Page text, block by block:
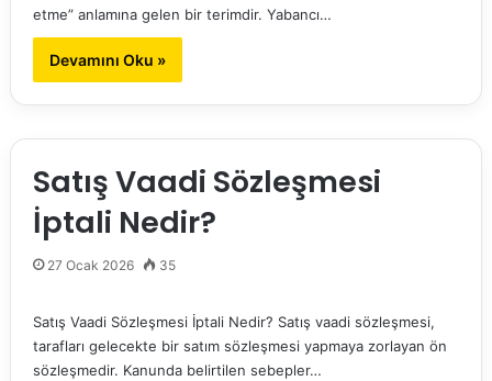
etme” anlamına gelen bir terimdir. Yabancı…
Devamını Oku »
Satış Vaadi Sözleşmesi
İptali Nedir?
27 Ocak 2026 35
Satış Vaadi Sözleşmesi İptali Nedir? Satış vaadi sözleşmesi,
tarafları gelecekte bir satım sözleşmesi yapmaya zorlayan ön
sözleşmedir. Kanunda belirtilen sebepler…